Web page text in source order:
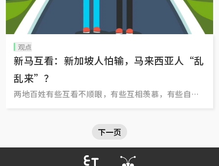
观点
新马互看：新加坡人怕输，马来西亚人“乱
乱来”？
两地百姓有些互看不顺眼，有些互相羡慕，有些自
下一页